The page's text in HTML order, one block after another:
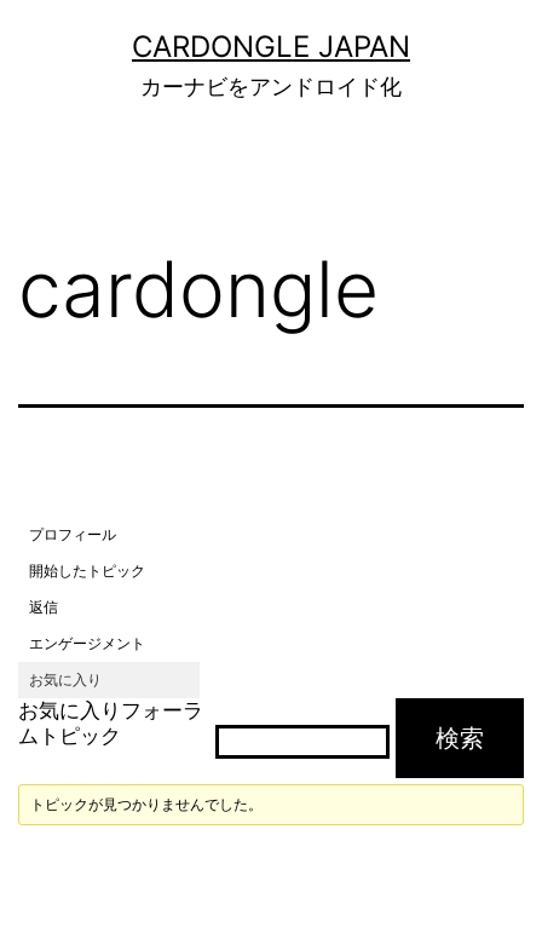
キ
CARDONGLE JAPAN
カーナビをアンドロイド化
cardongle
プロフィール
開始したトピック
返信
エンゲージメント
お気に入り
お気に入りフォーラ
ムトピック
トピックが見つかりませんでした。